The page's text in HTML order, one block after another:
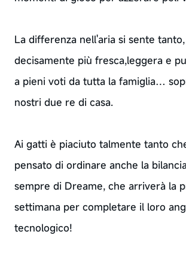
La differenza nell'aria si sente
decisamente più fresca,leggera e
a pieni voti da tutta la famiglia…
nostri due re di casa.
Ai gatti è piaciuto talmente tanto
pensato di ordinare anche la
sempre di Dreame, che arriverà la
settimana per completare il loro
tecnologico!